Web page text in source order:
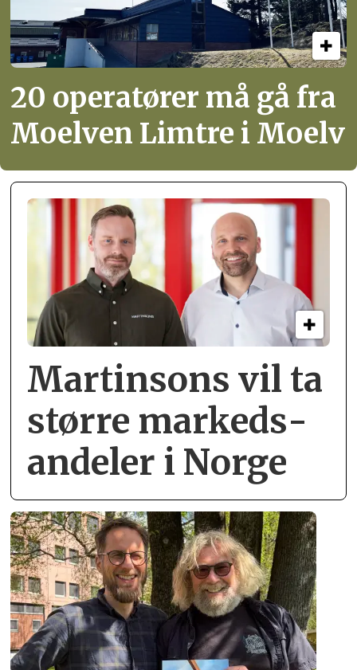
20 operatører må gå fra
Moelven Limtre i Moelv
Martinsons vil ta
større markeds­
andeler i Norge